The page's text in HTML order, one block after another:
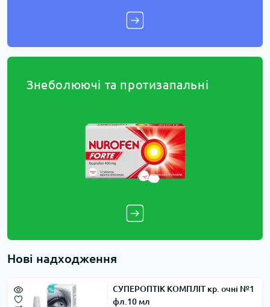
Знеболюючі та протизапальні
Нові надходження
СУПЕРОПТІК КОМПЛІТ кр. очні №1
фл.10 мл